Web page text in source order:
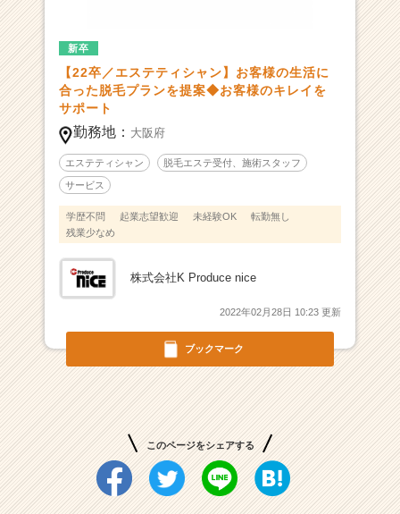
-
カ
イ
フ
ラ
ス
ル
体
デ
ュ
ー
ス！
ブックマーク
新卒
【22卒／エステティシャン】お客様の生活に
合った脱毛プランを提案◆お客様のキレイを
サポート
勤務地： 大阪府
エステティシャン 脱毛エステ受付、施術スタッフ
サービス
学歴不問 起業志望歓迎 未経験OK
転勤無し
残業少なめ
株式会社K Produce nice
2022年02月28日 10:23 更新
このページをシェアする